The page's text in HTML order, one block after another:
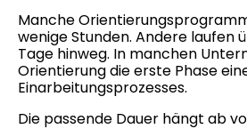
Manche
wenige Stunden. Andere laufen
Tage hinweg. In manchen
Orientierung die erste Phase
Einarbeitungsprozesses.
Die passende Dauer hängt ab